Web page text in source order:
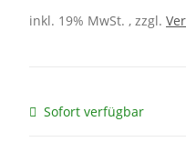
inkl. 19% MwSt. , zzgl.
Sofort verfügbar